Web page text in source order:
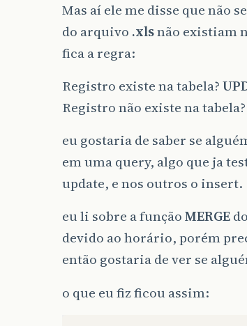
Mas aí ele me disse que não
do arquivo .xlsnão existiam
fica a regra:
Registro existe na tabela?
Registro não existe na tabela?
eu gostaria de saber se
em uma query, algo que ja
update, e nos outros o insert.
eu li sobre a funçãoMERGE
devido ao horário, porém
então gostaria de ver se
o que eu fiz ficou assim: